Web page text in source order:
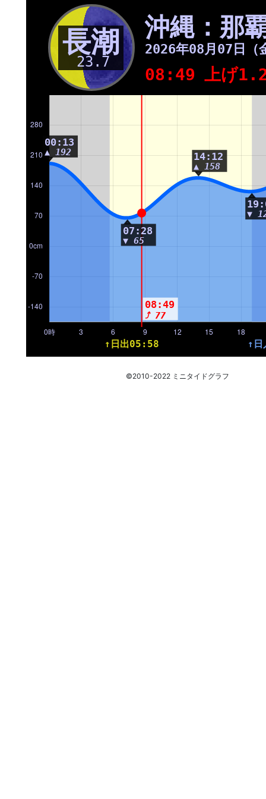
©2010-2022 ミニタイドグラフ